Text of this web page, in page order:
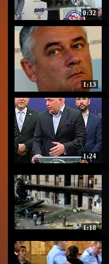
0:32
1:13
1:24
1:18